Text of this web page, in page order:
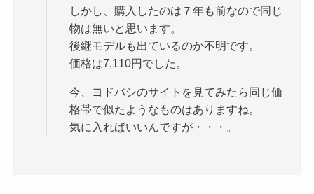
しかし、購入したのは７年も前なので同じ
物は無いと思います。
後継モデルも出ているのか不明です。
価格は7,110円でした。
今、ヨドバシのサイトを見てみたら同じ価
格帯で似たようなものはありますね。
気に入ればいいんですが・・・。